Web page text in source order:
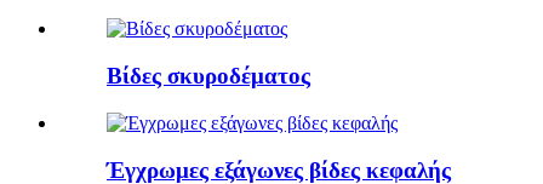
Βίδες σκυροδέματος
Έγχρωμες εξάγωνες βίδες κεφαλής